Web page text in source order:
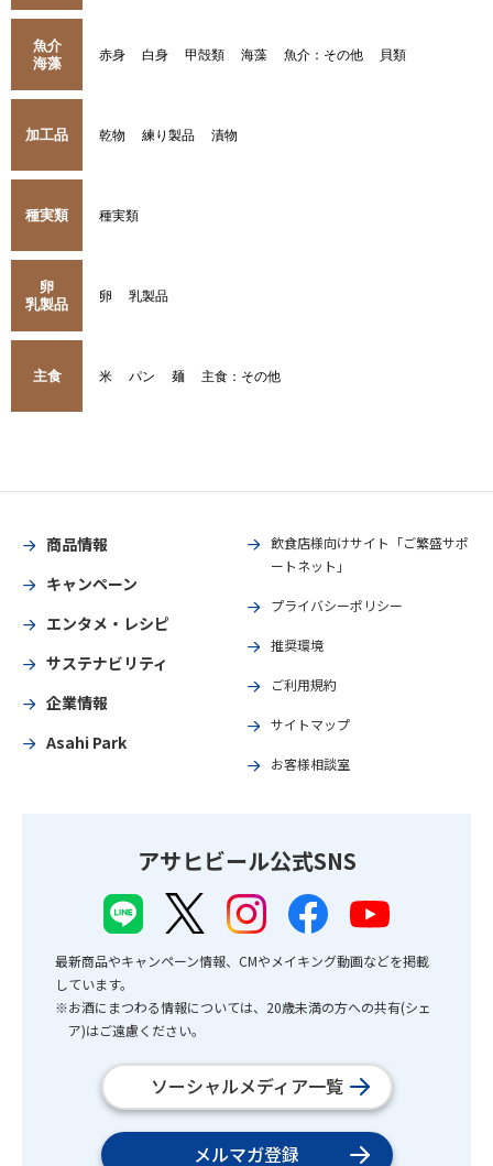
魚介
海藻
赤身 白身 甲殻類 海藻 魚介：その他 貝類
加工品 乾物 練り製品 漬物
種実類 種実類
卵
乳製品
卵 乳製品
主食 米 パン 麺 主食：その他
商品情報
キャンペーン
エンタメ・レシピ
サステナビリティ
企業情報
Asahi Park
飲食店様向けサイト「ご繁盛サポ
ートネット」
プライバシーポリシー
推奨環境
ご利用規約
サイトマップ
お客様相談室
アサヒビール公式SNS
最新商品やキャンペーン情報、CMやメイキング動画などを掲載
しています。
※お酒にまつわる情報については、20歳未満の方への共有(シェ
ア)はご遠慮ください。
ソーシャルメディア一覧
メルマガ登録